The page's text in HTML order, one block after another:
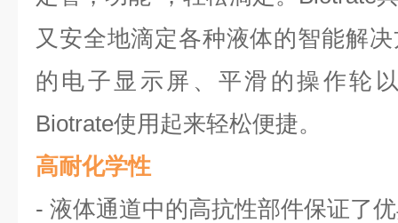
又安全地滴定各种液体的智能解
的电子显示屏、平滑的操作轮
Biotrate使用起来轻松便捷。
高耐化学性
- 液体通道中的高抗性部件保证了